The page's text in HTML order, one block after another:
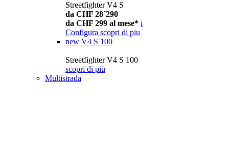
Streetfighter V4 S
da CHF 28´290
da CHF 299 al mese* i
Configura scopri di piu
new V4 S 100
Streetfighter V4 S 100
scopri di più
Multistrada